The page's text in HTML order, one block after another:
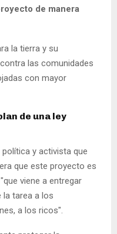
de manera
la tierra y su
las comunidades
con mayor
de una ley
y activista que
que este proyecto es
viene a entregar
tarea a los
a los ricos".